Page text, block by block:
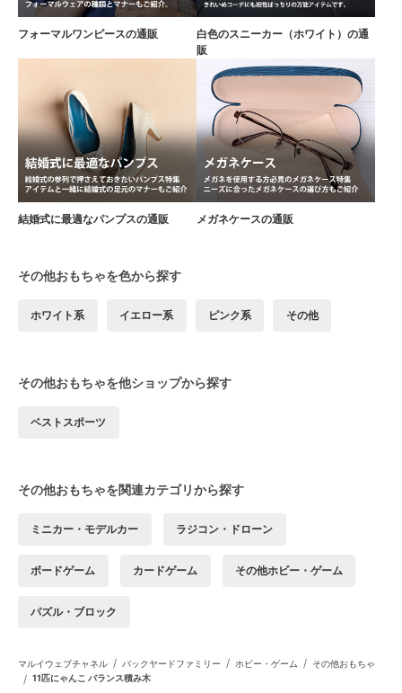
フォーマルワンピースの通販
白色のスニーカー（ホワイト）の通
販
結婚式に最適なパンプスの通販 メガネケースの通販
その他おもちゃを色から探す
ホワイト系 イエロー系 ピンク系 その他
その他おもちゃを他ショップから探す
ベストスポーツ
その他おもちゃを関連カテゴリから探す
ミニカー・モデルカー ラジコン・ドローン
ボードゲーム カードゲーム その他ホビー・ゲーム
パズル・ブロック
マルイウェブチャネル / バックヤードファミリー / ホビー・ゲーム / その他おもちゃ
/ 11匹にゃんこ バランス積み木